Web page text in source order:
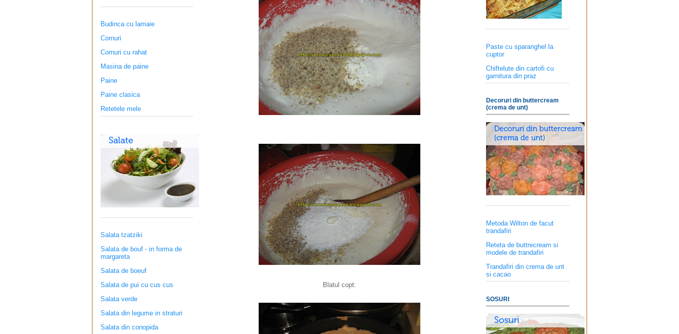
Blatul copt:
Budinca cu lamaie
Cornuri
Cornuri cu rahat
Masina de paine
Paine
Paine clasica
Retetele mele
Salata tzatziki
Salata de bouf - in forma de
margareta
Salata de boeuf
Salata de pui cu cus cus
Salata verde
Salata din legume in straturi
Salata din conopida
Paste cu sparanghel la
cuptor
Chiftelute din cartofi cu
garnitura din praz
Decoruri din buttercream
(crema de unt)
Metoda Wilton de facut
trandafiri
Reteta de buttrecream si
modele de trandafiri
Trandafiri din crema de unt
si cacao
SOSURI